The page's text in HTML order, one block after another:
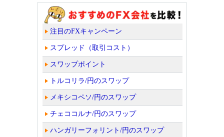
注目のFXキャンペーン
スプレッド（取引コスト）
スワップポイント
トルコリラ/円のスワップ
メキシコペソ/円のスワップ
チェココルナ/円のスワップ
ハンガリーフォリント/円のスワップ